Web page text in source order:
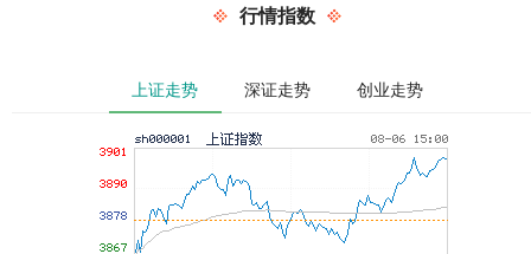
行情指数
上证走势 深证走势 创业走势